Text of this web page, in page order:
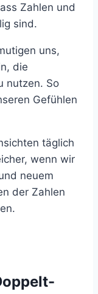
Zahlen und
sind.
uns,
die
nutzen. So
Gefühlen
täglich
wenn wir
neuem
der Zahlen